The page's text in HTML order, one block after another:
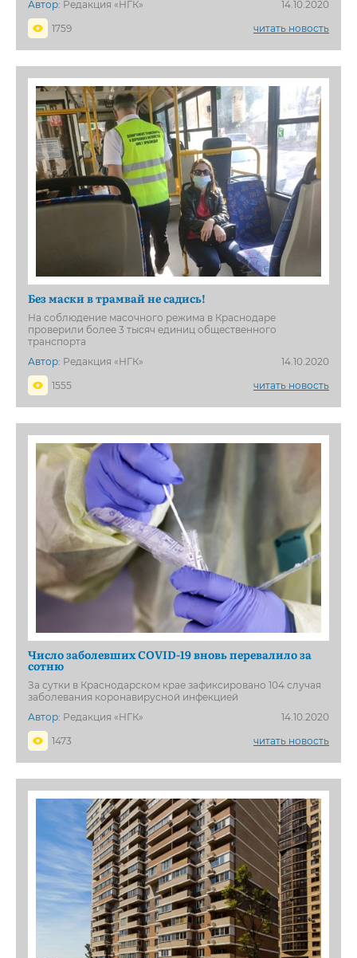
Автор: Редакция «НГК»
14.10.2020
1759
читать новость
Без маски в трамвай не садись!
На соблюдение масочного режима в Краснодаре
проверили более 3 тысяч единиц общественного
транспорта
Автор: Редакция «НГК»
14.10.2020
1555
читать новость
Число заболевших COVID-19 вновь перевалило за
сотню
За сутки в Краснодарском крае зафиксировано 104 случая
заболевания коронавирусной инфекцией
Автор: Редакция «НГК»
14.10.2020
1473
читать новость